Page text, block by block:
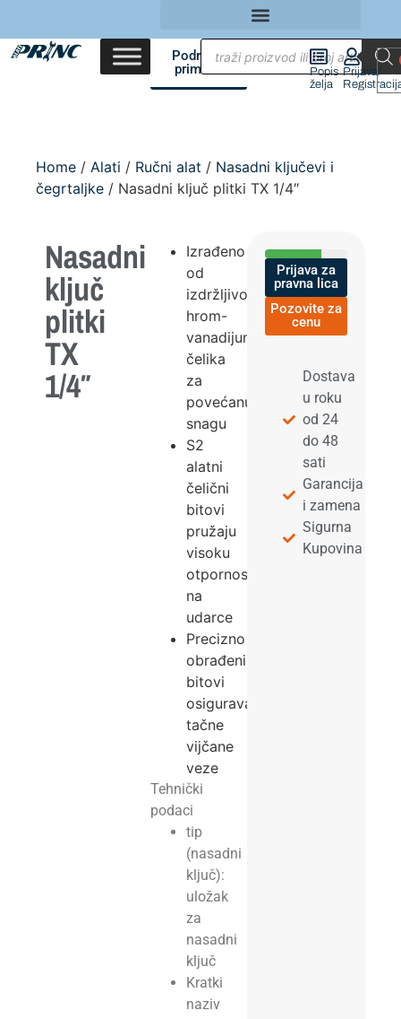
Područja
primene
Popis
želja
Prijava/
Home / Alati / Ručni alat / Nasadni ključevi i
čegrtaljke / Nasadni ključ plitki TX 1/4″
Nasadni
ključ
plitki
TX
1/4″
Izrađeno
od
izdržljivog
hrom-
vanadijum
čelika
za
povećanu
snagu
S2
alatni
čelični
bitovi
pružaju
visoku
otpornost
na
udarce
Precizno
obrađeni
bitovi
osiguravaju
tačne
vijčane
veze
Tehnički
podaci
tip
(nasadni
ključ):
uložak
za
nasadni
ključ
Kratki
naziv
Prijava za
pravna lica
Pozovite za
cenu
Dostava
u roku
od 24
do 48
sati
Garancija
i zamena
Sigurna
Kupovina